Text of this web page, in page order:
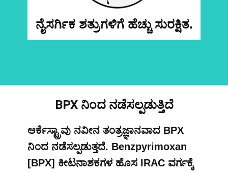
ನೈಸರ್ಗಿಕ ಶತ್ರುಗಳಿಗೆ ಹೆಚ್ಚು ಸುರಕ್ಷಿತ.
BPX ನಿಂದ ನಡೆಸಲ್ಪಡುತ್ತಿದೆ
ಆರ್ಕೆಸ್ಟ್ರಾವು ನವೀನ ತಂತ್ರಜ್ಞಾನವಾದ BPX
ನಿಂದ ನಡೆಸಲ್ಪಡುತ್ತದೆ. Benzpyrimoxan
[BPX] ಕೀಟನಾಶಕಗಳ ಹೊಸ IRAC ವರ್ಗಕ್ಕೆ